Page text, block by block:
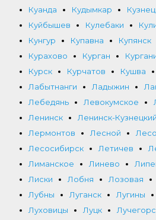
Куанда
Кудымкар
Куйбышев
Кулебаки
Кунгур
Купавна Купянск
Курахово
Курган
Курск
Курчатов Кушва
Лабытнанги
Ладыжин
Лебедянь
Левокумское
Ленинск
Ленинск-Кузнецкий
Лермонтов
Лесной
Лесосибирск
Летичев
Лиманское
Линево
Лиски
Лобня Лозовая
Лубны
Луганск Лугины
Луховицы
Луцк